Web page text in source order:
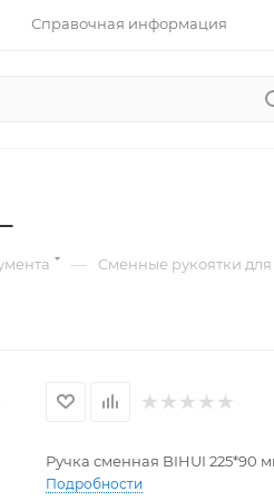
Справочная информация
— Сменные рукоятки
Ручка сменная BIHUI 225*90
Подробности